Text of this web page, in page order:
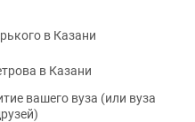
в Казани
в Казани
вашего вуза (или вуза